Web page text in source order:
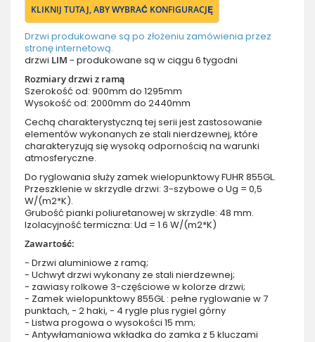
KLIKNIJ TUTAJ, ABY WYBRAĆ KONFIGURACJĘ
Drzwi produkowane są po złożeniu zamówienia przez
stronę internetową.
drzwi LIM - produkowane są w ciągu 6 tygodni
Rozmiary drzwi z ramą
Szerokość od: 900mm do 1295mm
Wysokość od: 2000mm do 2440mm
Cechą charakterystyczną tej serii jest zastosowanie
elementów wykonanych ze stali nierdzewnej, które
charakteryzują się wysoką odpornością na warunki
atmosferyczne.
Do ryglowania służy zamek wielopunktowy FUHR 855GL.
Przeszklenie w skrzydle drzwi: 3-szybowe o Ug = 0,5
W/(m2*K).
Grubość pianki poliuretanowej w skrzydle: 48 mm.
Izolacyjność termiczna: Ud = 1.6 W/(m2*K)
Zawartość:
- Drzwi aluminiowe z ramą;
- Uchwyt drzwi wykonany ze stali nierdzewnej;
- zawiasy rolkowe 3-częściowe w kolorze drzwi;
- Zamek wielopunktowy 855GL : pełne ryglowanie w 7
punktach, - 2 haki, - 4 rygle plus rygiel górny
- Listwa progowa o wysokości 15 mm;
- Antywłamaniowa wkładka do zamka z 5 kluczami